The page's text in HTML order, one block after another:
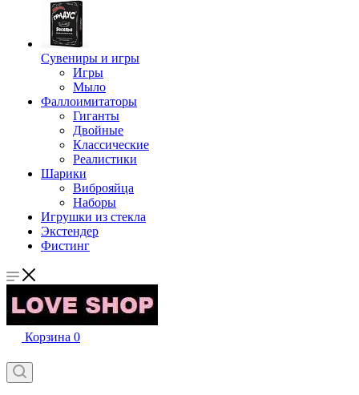
Сувениры и игры
Игры
Мыло
Фаллоимитаторы
Гиганты
Двойные
Классические
Реалистики
Шарики
Виброяйца
Наборы
Игрушки из стекла
Экстендер
Фистинг
Корзина 0